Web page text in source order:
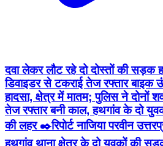
दवा लेकर लौट रहे दो दोस्तों की सड़क
डिवाइडर से टकराई तेज रफ्तार बाइक
हादसा, क्षेत्र में मातम; पुलिस ने दोनों
तेज रफ्तार बनी काल, हथगांव के दो
की लहर ✒️रिपोर्ट नाजिया परवीन
हथगांव थाना क्षेत्र के दो युवकों की